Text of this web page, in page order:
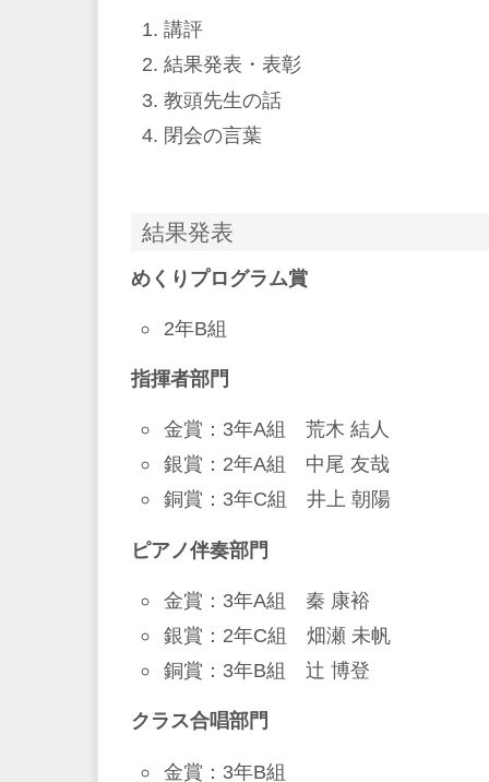
講評
結果発表・表彰
教頭先生の話
閉会の言葉
結果発表
めくりプログラム賞
2年B組
指揮者部門
金賞：3年A組 荒木 結人
銀賞：2年A組 中尾 友哉
銅賞：3年C組 井上 朝陽
ピアノ伴奏部門
金賞：3年A組 秦 康裕
銀賞：2年C組 畑瀬 未帆
銅賞：3年B組 辻 博登
クラス合唱部門
金賞：3年B組